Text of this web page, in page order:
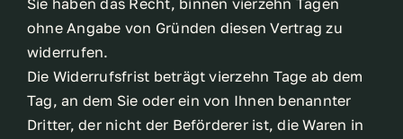
Aktuelles
Unsere Kunden
Sie haben das Recht, binnen vierzehn Tagen
ohne Angabe von Gründen diesen Vertrag zu
widerrufen.
Die Widerrufsfrist beträgt vierzehn Tage ab dem
Tag, an dem Sie oder ein von Ihnen benannter
Dritter, der nicht der Beförderer ist, die Waren in